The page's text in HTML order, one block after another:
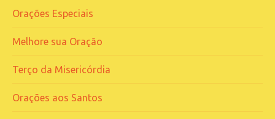
Orações Especiais
Melhore sua Oração
Terço da Misericórdia
Orações aos Santos